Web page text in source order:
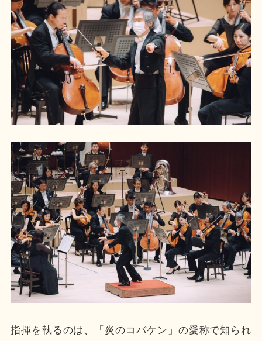
指揮を執るのは、「炎のコバケン」の愛称で知られ